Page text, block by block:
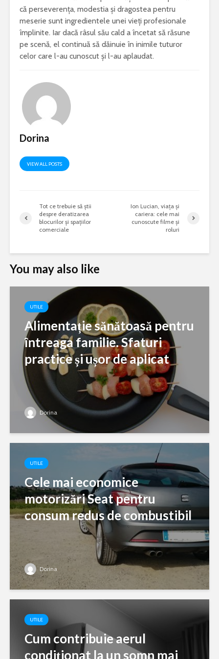
că perseverența, modestia și dragostea pentru
meserie sunt ingredientele unei vieți profesionale
împlinite. Iar dacă râsul său cald a încetat să răsune
pe scenă, el continuă să dăinuie în inimile tuturor
celor care l-au cunoscut și l-au aplaudat.
Dorina
VIEW ALL POSTS
Tot ce trebuie să știi
despre deratizarea
blocurilor și spațiilor
comerciale
Ion Lucian, viața și
cariera: cele mai
cunoscute filme și
roluri
You may also like
UTILE
Alimentație sănătoasă pentru
întreaga familie. Sfaturi
practice și ușor de aplicat
Dorina
UTILE
Cele mai economice
motorizări Seat pentru
consum redus de combustibil
Dorina
UTILE
Cum contribuie aerul
condiționat la un somn mai